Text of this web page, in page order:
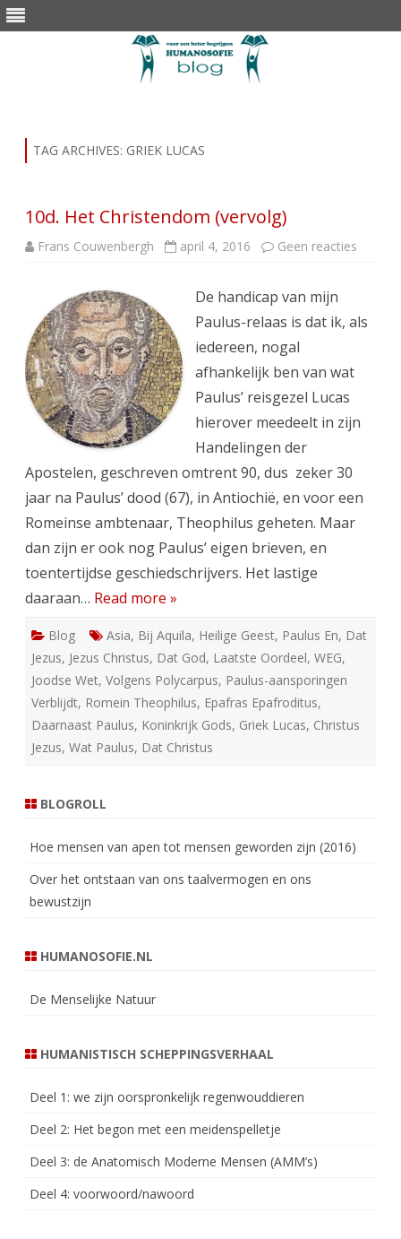
TAG ARCHIVES: GRIEK LUCAS
10d. Het Christendom (vervolg)
Frans Couwenbergh april 4, 2016 Geen reacties
De handicap van mijn
Paulus-relaas is dat ik, als
iedereen, nogal
afhankelijk ben van wat
Paulus’ reisgezel Lucas
hierover meedeelt in zijn
Handelingen der
Apostelen, geschreven omtrent 90, dus zeker 30
jaar na Paulus’ dood (67), in Antiochië, en voor een
Romeinse ambtenaar, Theophilus geheten. Maar
dan zijn er ook nog Paulus’ eigen brieven, en
toentertijdse geschiedschrijvers. Het lastige
daaraan… Read more »
Blog Asia, Bij Aquila, Heilige Geest, Paulus En, Dat
Jezus, Jezus Christus, Dat God, Laatste Oordeel, WEG,
Joodse Wet, Volgens Polycarpus, Paulus-aansporingen
Verblijdt, Romein Theophilus, Epafras Epafroditus,
Daarnaast Paulus, Koninkrijk Gods, Griek Lucas, Christus
Jezus, Wat Paulus, Dat Christus
BLOGROLL
Hoe mensen van apen tot mensen geworden zijn (2016)
Over het ontstaan van ons taalvermogen en ons
bewustzijn
HUMANOSOFIE.NL
De Menselijke Natuur
HUMANISTISCH SCHEPPINGSVERHAAL
Deel 1: we zijn oorspronkelijk regenwouddieren
Deel 2: Het begon met een meidenspelletje
Deel 3: de Anatomisch Moderne Mensen (AMM’s)
Deel 4: voorwoord/nawoord